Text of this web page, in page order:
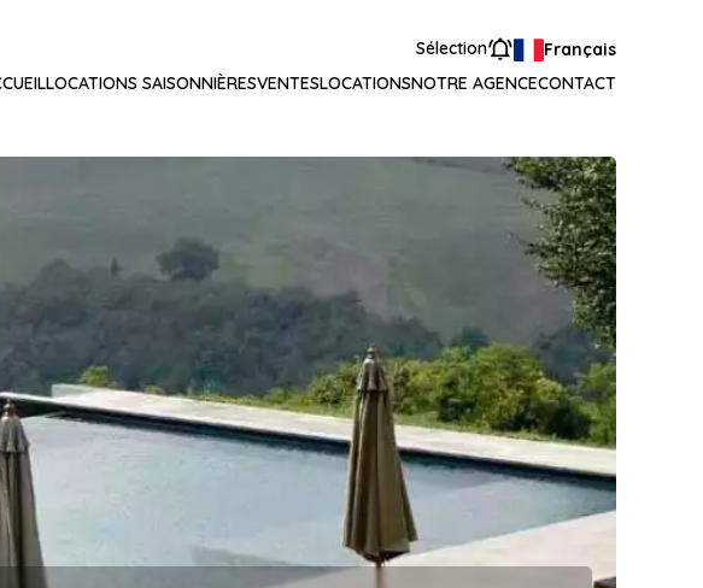
Sélection
Français
LOCATIONS SAISONNIÈRESVENTESLOCATIONSNOTRE AGENCECONTACT